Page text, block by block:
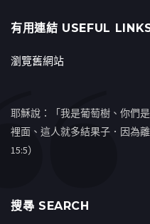
有用連結 USEFUL
瀏覽舊網站
耶穌說：「我是葡萄樹、你們
裡面、這人就多結果子．因為
15:5）
搜㝷 SEARCH